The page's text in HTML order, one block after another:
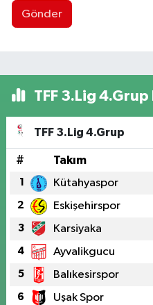
Gönder
TFF 3.Lig
TFF 3.Lig 4.Grup
# Takım
1 Kütahyaspor
2 Eskişehirspor
3 Karsiyaka
4 Ayvalikgucu
5 Balıkesirspor
6 Uşak Spor